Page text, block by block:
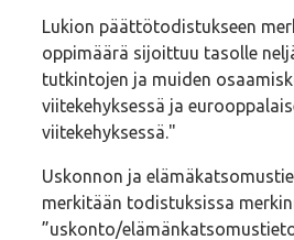
Lukion päättötodistukseen
oppimäärä sijoittuu tasolle
tutkintojen ja muiden
viitekehyksessä ja
viitekehyksessä."
Uskonnon ja
merkitään todistuksissa
”uskonto/